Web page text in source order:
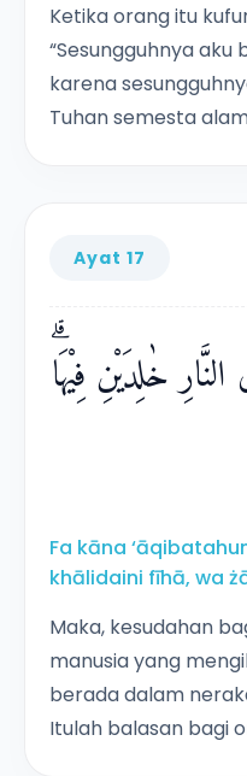
Ketika orang itu
“Sesungguhnya
karena
Tuhan semesta
Ayat 17
خٰلِدَيْنِ فِيْهَاۗ
Fa kāna
khālidaini fīhā, wa
Maka, kesudahan
manusia yang
berada dalam
Itulah balasan bagi